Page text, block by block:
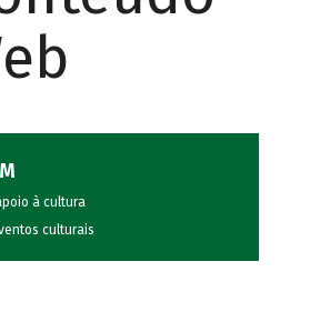
à cultura
culturais